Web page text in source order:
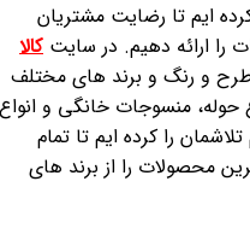
ایم تا رضایت مشتریان
را ارائه دهیم. در سایت کالا
و رنگ و برند های مختلف
حوله، منسوجات خانگی و انواع
را کرده ایم تا تمام
محصولات را از برند های